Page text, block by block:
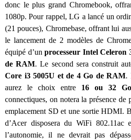
donc le plus grand Chromebook,
1080p. Pour rappel, LG a lancé un
(21 pouces), Chromebase, offrant lui
le lancement de 2 modèles de
équipé d’unprocesseur Intel Celeron
de RAM. Le second sera construit
Core i3 5005U et de 4 Go de RAM.
aurez le choix entre 16 ou 32 Go
connectiques, on notera la présence
emplacement SD et une sortie HDMI.
d’Acer disposera du WiFi
l’autonomie, il ne devrait pas